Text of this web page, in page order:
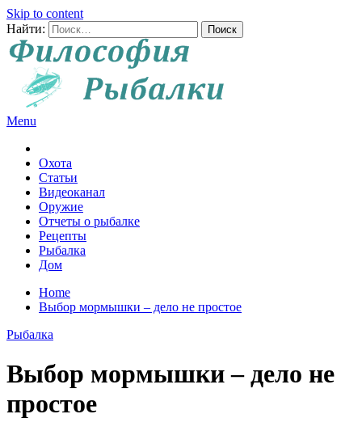
Skip to content
Найти:
Menu
Охота
Статьи
Видеоканал
Оружие
Отчеты о рыбалке
Рецепты
Рыбалка
Дом
Home
Выбор мормышки – дело не простое
Рыбалка
Выбор мормышки – дело не
простое